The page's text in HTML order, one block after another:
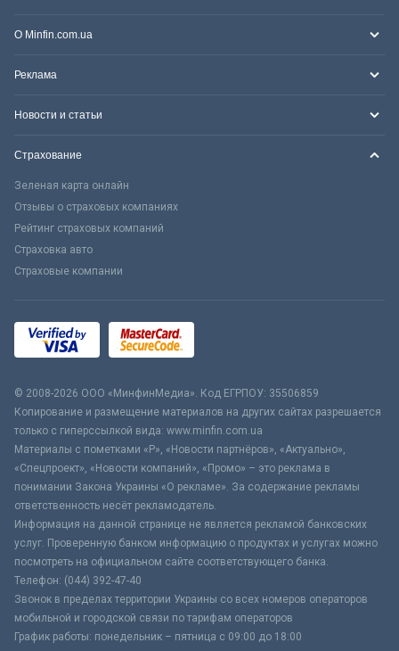
О Minfin.com.ua
Реклама
Новости и статьи
Страхование
Зеленая карта онлайн
Отзывы о страховых компаниях
Рейтинг страховых компаний
Страховка авто
Страховые компании
© 2008-2026 ООО «МинфинМедиа». Код ЕГРПОУ: 35506859
Копирование и размещение материалов на других сайтах разрешается
только с гиперссылкой вида: www.minfin.com.ua
Материалы с пометками «Р», «Новости партнёров», «Актуально»,
«Спецпроект», «Новости компаний», «Промо» – это реклама в
понимании Закона Украины «О рекламе». За содержание рекламы
ответственность несёт рекламодатель.
Информация на данной странице не является рекламой банковских
услуг. Проверенную банком информацию о продуктах и услугах можно
посмотреть на официальном сайте соответствующего банка.
Телефон: (044) 392-47-40
Звонок в пределах территории Украины со всех номеров операторов
мобильной и городской связи по тарифам операторов
График работы: понедельник – пятница с 09:00 до 18:00